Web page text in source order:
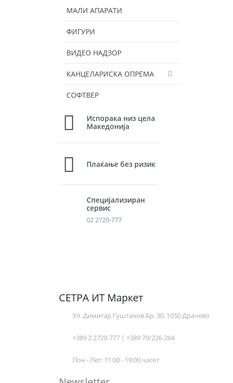
МАЛИ АПАРАТИ
ФИГУРИ
ВИДЕО НАДЗОР
КАНЦЕЛАРИСКА ОПРЕМА
СОФТВЕР
Испорака низ цела
Македонија
Плаќање без ризик
Специјализиран
сервис
02 2720-777
СЕТРА ИТ Маркет
Ул. Димитар Гуштанов Бр. 30, 1050 Драчево
+389 2 2720-777 | +389 70/226-264
Пон - Пет: 11:00 - 19:00 часот